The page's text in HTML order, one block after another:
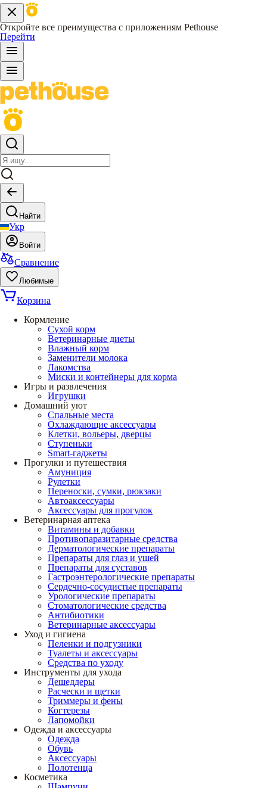
Откройте все преимущества с приложениям Pethouse
Перейти
Найти
Укр
Войти
Сравнение
Любимые
Корзина
Кормление
Сухой корм
Ветеринарные диеты
Влажный корм
Заменители молока
Лакомства
Миски и контейнеры для корма
Игры и развлечения
Игрушки
Домашний уют
Спальные места
Охлаждающие аксессуары
Клетки, вольеры, дверцы
Ступеньки
Smart-гаджеты
Прогулки и путешествия
Амуниция
Рулетки
Переноски, сумки, рюкзаки
Автоаксессуары
Аксессуары для прогулок
Ветеринарная аптека
Витамины и добавки
Противопаразитарные средства
Дерматологические препараты
Препараты для глаз и ушей
Препараты для суставов
Гастроэнтерологические препараты
Сердечно-сосудистые препараты
Урологические препараты
Стоматологические средства
Антибиотики
Ветеринарные аксессуары
Уход и гигиена
Пеленки и подгузники
Туалеты и аксессуары
Средства по уходу
Инструменты для ухода
Дешеддеры
Расчески и щетки
Триммеры и фены
Когтерезы
Лапомойки
Одежда и аксессуары
Одежда
Обувь
Аксессуары
Полотенца
Косметика